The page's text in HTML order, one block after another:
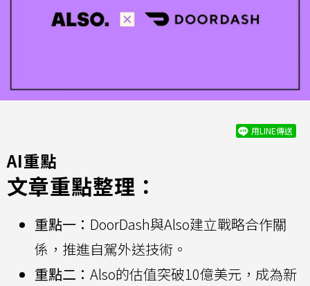
用LINE傳送
AI重點
文章重點整理：
重點一： DoorDash與Also建立戰略合作關
係，推進自駕外送技術。
重點二： Also的估值突破10億美元，成為新